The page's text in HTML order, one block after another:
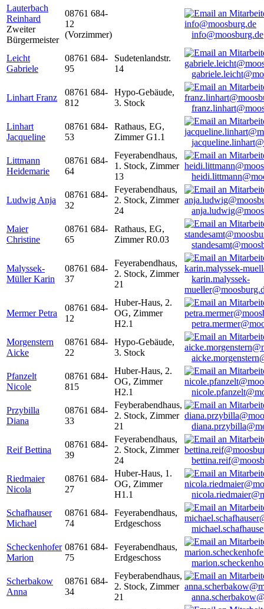
Lauterbach
Reinhard
Zweiter
Bürgermeister
08761 684-
12
(Vorzimmer)
info@moosburg.de
Leicht
Gabriele
08761 684-
95
Sudetenlandstr.
14
Linhart Franz
08761 684-
812
Hypo-Gebäude,
3. Stock
Linhart
Jacqueline
08761 684-
53
Rathaus, EG,
Zimmer G1.1
Littmann
Heidemarie
08761 684-
64
Feyerabendhaus,
1. Stock, Zimmer
13
Ludwig Anja
08761 684-
32
Feyerabendhaus,
2. Stock, Zimmer
24
Maier
Christine
08761 684-
65
Rathaus, EG,
Zimmer R0.03
Malyssek-
Müller Karin
08761 684-
37
Feyerabendhaus,
2. Stock, Zimmer
21
karin.malyssek-
Mermer Petra
08761 684-
12
Huber-Haus, 2.
OG, Zimmer
H2.1
Morgenstern
Aicke
08761 684-
22
Hypo-Gebäude,
3. Stock
Pfanzelt
Nicole
08761 684-
815
Huber-Haus, 2.
OG, Zimmer
H2.1
Przybilla
Diana
08761 684-
33
Feyberabendhaus,
2. Stock, Zimmer
21
Reif Bettina
08761 684-
39
Feyerabendhaus,
2. Stock, Zimmer
24
Riedmaier
Nicola
08761 684-
27
Huber-Haus, 1.
OG, Zimmer
H1.1
Schafhauser
Michael
08761 684-
74
Feyerabendhaus,
Erdgeschoss
Scheckenhofer
Marion
08761 684-
75
Feyerabendhaus,
Erdgeschoss
Scherbakow
Anna
08761 684-
34
Feyberabendhaus,
2. Stock, Zimmer
21